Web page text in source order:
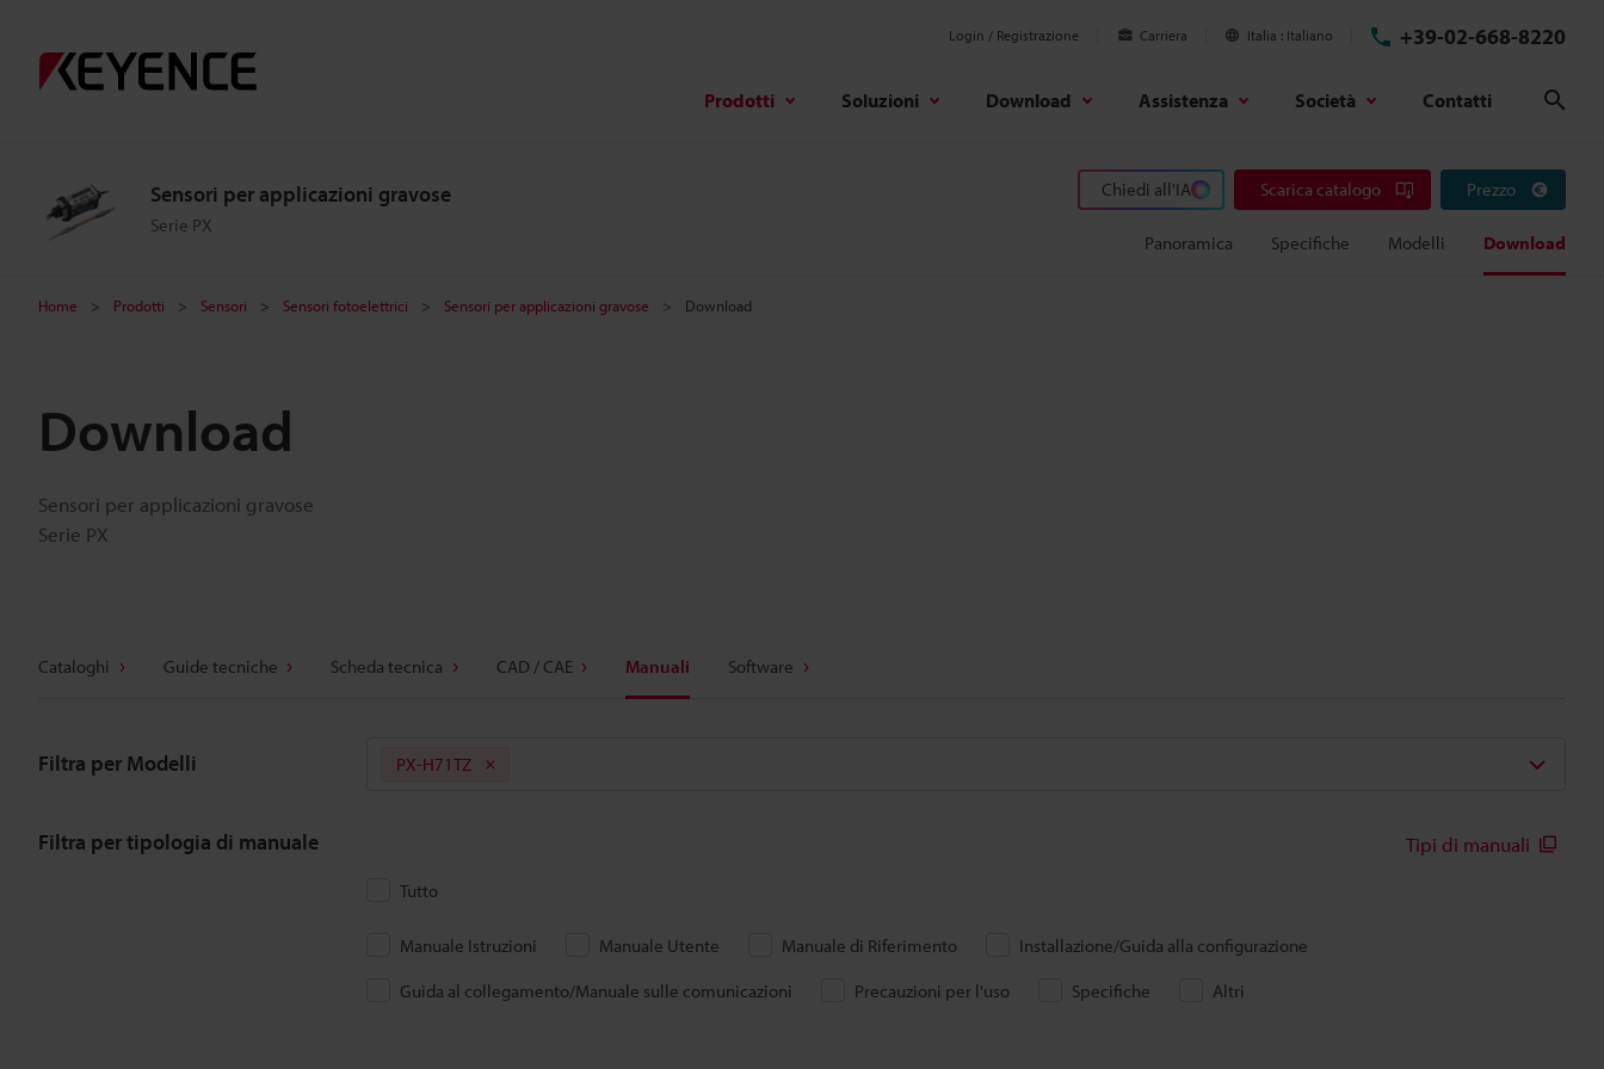
Login / Registrazione Carriera Italia Italiano +39-02-668-8220
Prodotti Soluzioni Download Assistenza Società Contatti
Sensori per applicazioni gravose
Serie PX
Chiedi all'IA Scarica catalogo Prezzo
Panoramica Specifiche Modelli Download
Home Prodotti Sensori Sensori fotoelettrici Sensori per applicazioni gravose Download
Download
Sensori per applicazioni gravose
Serie PX
Cataloghi Guide tecniche Scheda tecnica CAD / CAE Manuali Software
Filtra per Modelli PX-H71TZ
Filtra per tipologia di manuale Tipi di manuali
Tutto
Manuale Istruzioni Manuale Utente Manuale di Riferimento
Installazione/Guida alla configurazione
Guida al collegamento/Manuale sulle comunicazioni
Precauzioni per l'uso Specifiche Altri